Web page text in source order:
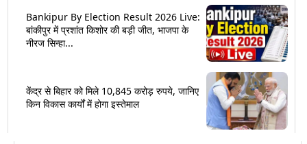
Bankipur By Election Result 2026 Live:
बांकीपुर में प्रशांत किशोर की बड़ी जीत, भाजपा के
नीरज सिन्हा...
केंद्र से बिहार को मिले 10,845 करोड़ रुपये, जानिए
किन विकास कार्यों में होगा इस्तेमाल